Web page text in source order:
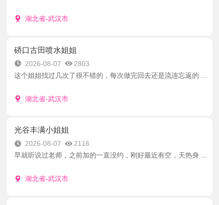
湖北省-武汉市
硚口古田喷水姐姐
2026-08-07
2803
这个姐姐找过几次了很不错的，每次做完回去还是流连忘返的 ...
湖北省-武汉市
光谷丰满小姐姐
2026-08-07
2116
早就听说过老师，之前加的一直没约，刚好最近有空，天热身 ...
湖北省-武汉市